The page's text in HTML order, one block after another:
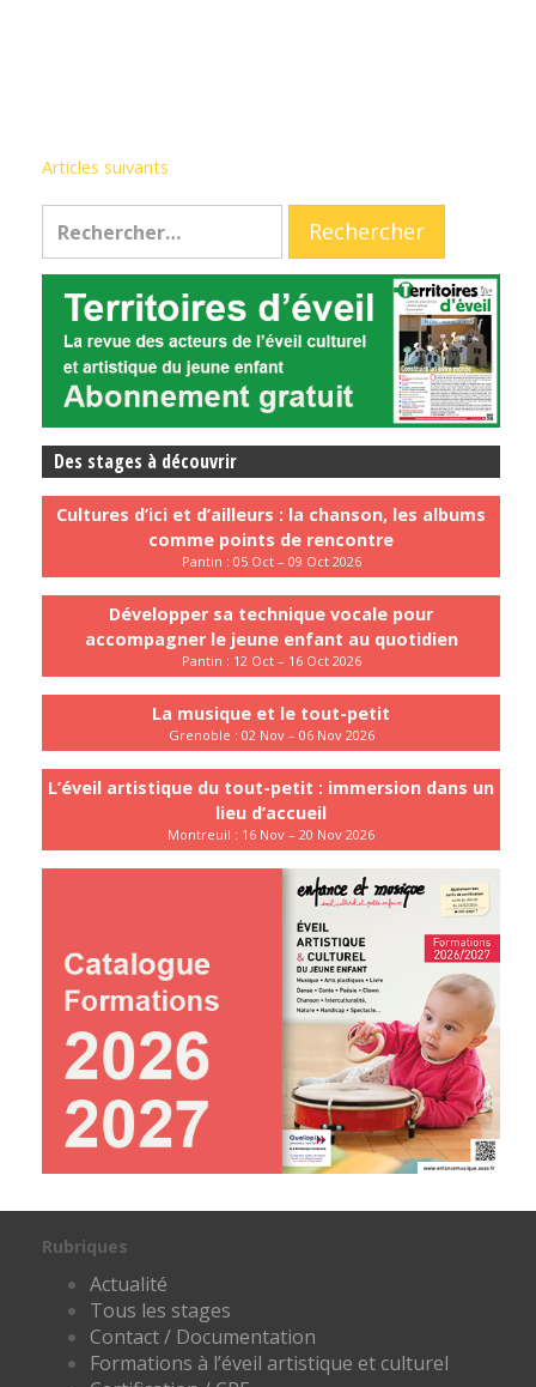
Articles suivants
Des stages à découvrir
Cultures d’ici et d’ailleurs : la chanson, les albums
comme points de rencontre
Pantin : 05 Oct – 09 Oct 2026
Développer sa technique vocale pour
accompagner le jeune enfant au quotidien
Pantin : 12 Oct – 16 Oct 2026
La musique et le tout-petit
Grenoble : 02 Nov – 06 Nov 2026
L’éveil artistique du tout-petit : immersion dans un
lieu d’accueil
Montreuil : 16 Nov – 20 Nov 2026
Rubriques
Actualité
Tous les stages
Contact / Documentation
Formations à l’éveil artistique et culturel